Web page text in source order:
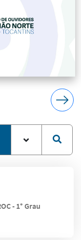
- 1° Grau